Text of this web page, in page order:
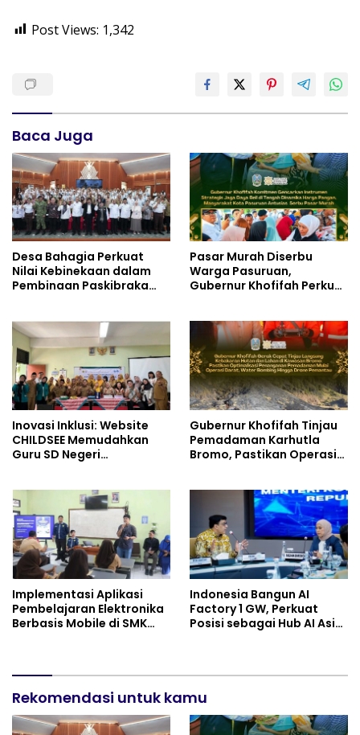
Post Views: 1,342
Baca Juga
Desa Bahagia Perkuat
Nilai Kebinekaan dalam
Pembinaan Paskibraka
Pasar Murah Diserbu
Warga Pasuruan,
Gubernur Khofifah Perkuat
Inovasi Inklusi: Website
CHILDSEE Memudahkan
Guru SD Negeri
Berkebutuhan Khusus
Gubernur Khofifah Tinjau
Pemadaman Karhutla
Bromo, Pastikan Operasi
Implementasi Aplikasi
Pembelajaran Elektronika
Berbasis Mobile di SMK
Indonesia Bangun AI
Factory 1 GW, Perkuat
Posisi sebagai Hub AI Asia
Rekomendasi untuk kamu